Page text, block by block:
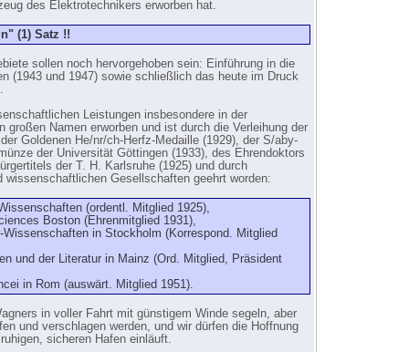
des Elektrotechnikers erworben hat.
(1) Satz !!
sollen noch hervorgehoben sein: Einführung in die
(1943 und 1947) sowie schließlich das heute im Druck
Leistungen insbesondere in der
großen Namen erworben und ist durch die Verleihung der
Goldenen He/nr/ch-Herfz-Medaille (1929), der S/aby-
der Universität Göttingen (1933), des Ehrendoktors
der T. H. Karlsruhe (1925) und durch
wissenschaftlichen Gesellschaften geehrt worden:
(ordentl. Mitglied 1925),
Boston (Ehrenmitglied 1931),
in Stockholm (Korrespond. Mitglied
und der Literatur in Mainz (Ord. Mitglied, Präsident
in Rom (auswärt. Mitglied 1951).
in voller Fahrt mit günstigem Winde segeln, aber
und verschlagen werden, und wir dürfen die Hoffnung
sicheren Hafen einläuft.